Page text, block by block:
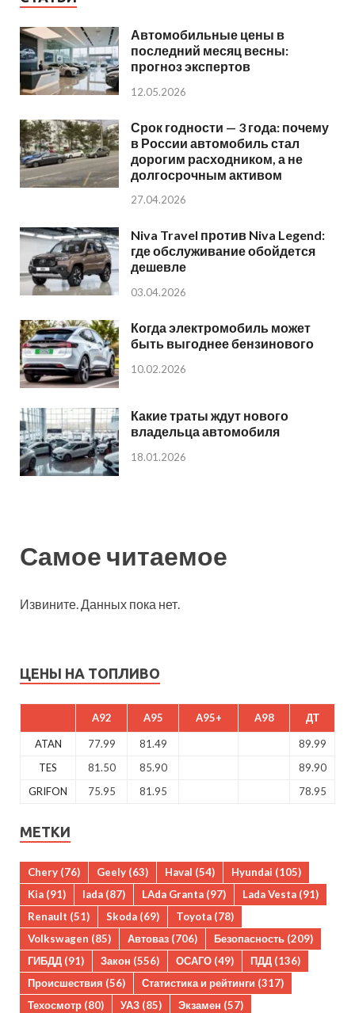
Автомобильные цены в
последний месяц весны:
прогноз экспертов
12.05.2026
Срок годности — 3 года: почему
в России автомобиль стал
дорогим расходником, а не
долгосрочным активом
27.04.2026
Niva Travel против Niva Legend:
где обслуживание обойдется
дешевле
03.04.2026
Когда электромобиль может
быть выгоднее бензинового
10.02.2026
Какие траты ждут нового
владельца автомобиля
18.01.2026
Самое читаемое
Извините. Данных пока нет.
ЦЕНЫ НА ТОПЛИВО
A92 A95 A95+ A98 ДТ
ATAN 77.99 81.49
89.99
TES
81.50 85.90
89.90
GRIFON
75.95 81.95 78.95
МЕТКИ
Chery (76) Geely (63) Haval (54) Hyundai (105)
Kia (91) lada (87) LAda Granta (97) Lada Vesta (91)
Renault (51) Skoda (69) Toyota (78)
Volkswagen (85) Автоваз (706) Безопасность (209)
ГИБДД (91) Закон (556) ОСАГО (49) ПДД (136)
Происшествия (56) Статистика и рейтинги (317)
Техосмотр (80) УАЗ (85) Экзамен (57)